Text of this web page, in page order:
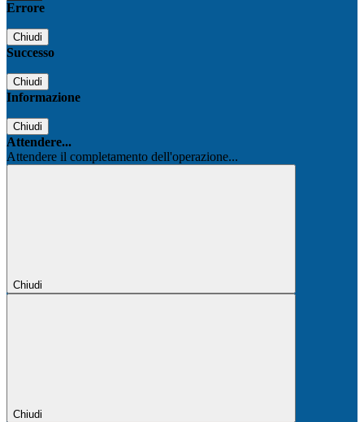
Errore
Chiudi
Successo
Chiudi
Informazione
Chiudi
Attendere...
Attendere il completamento dell'operazione...
Chiudi
Chiudi